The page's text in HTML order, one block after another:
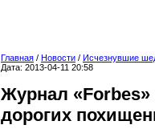
Главная / Новости / Исчезнувшие
Дата: 2013-04-11 20:58
Журнал «Forbes»
дорогих